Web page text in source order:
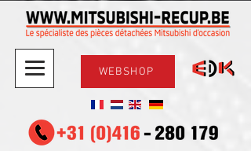
WEBSHOP